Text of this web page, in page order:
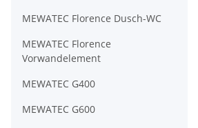
MEWATEC Florence Dusch-WC
MEWATEC Florence
Vorwandelement
MEWATEC G400
MEWATEC G600